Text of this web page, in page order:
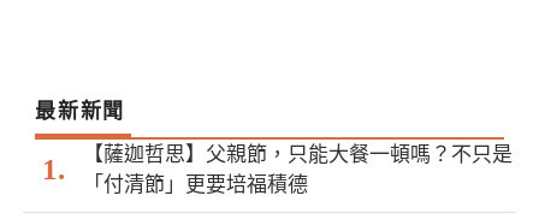
最新新聞
【薩迦哲思】父親節，只能大餐一頓嗎？不只是
「付清節」更要培福積德